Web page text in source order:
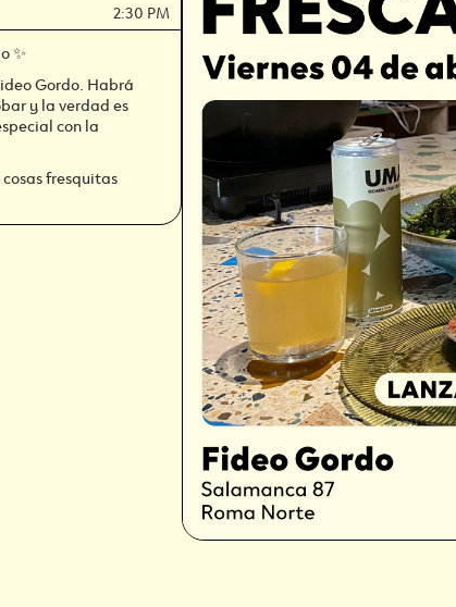
2:30 PM
✨
Gordo. Habrá
y la verdad es
con la
fresquitas